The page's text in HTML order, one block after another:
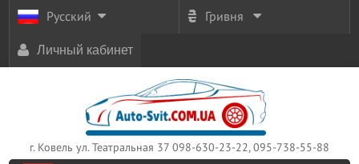
Русский Гривня
Личный кабинет
г. Ковель ул. Театральная 37 098-630-23-22, 095-738-55-88